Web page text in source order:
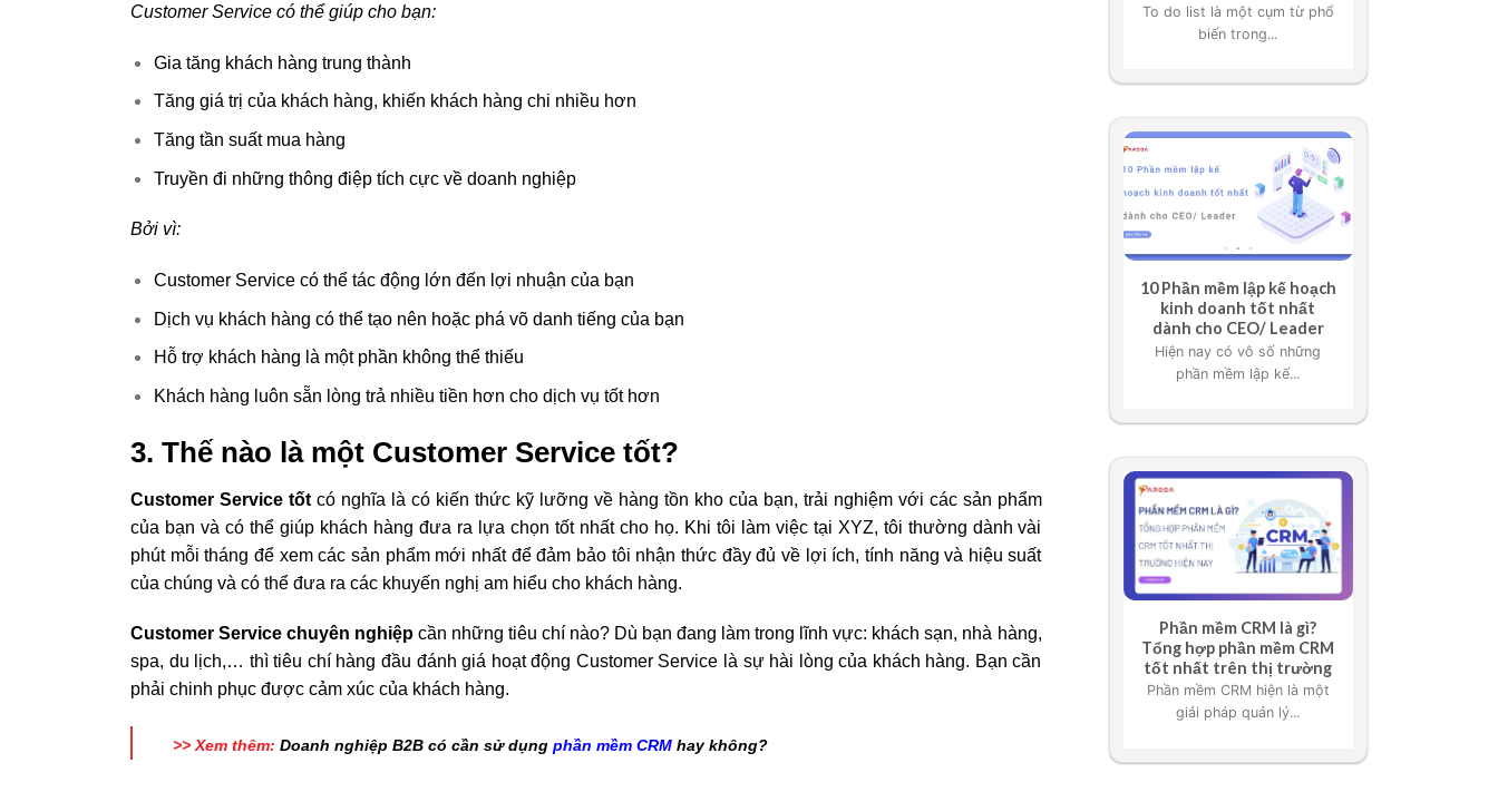
Customer Service có thể giúp cho bạn:
Gia tăng khách hàng trung thành
Tăng giá trị của khách hàng, khiến khách hàng chi nhiều hơn
Tăng tần suất mua hàng
Truyền đi những thông điệp tích cực về doanh nghiệp
Bởi vì:
Customer Service có thể tác động lớn đến lợi nhuận của bạn
Dịch vụ khách hàng có thể tạo nên hoặc phá võ danh tiếng của bạn
Hỗ trợ khách hàng là một phần không thể thiếu
Khách hàng luôn sẵn lòng trả nhiều tiền hơn cho dịch vụ tốt hơn
3. Thế nào là một Customer Service tốt?
Customer Service tốtcó nghĩa là có kiến thức kỹ lưỡng về hàng tồn kho của bạn, trải nghiệm với các sản phẩm
của bạn và có thể giúp khách hàng đưa ra lựa chọn tốt nhất cho họ. Khi tôi làm việc tại XYZ, tôi thường dành vài
phút mỗi tháng để xem các sản phẩm mới nhất để đảm bảo tôi nhận thức đầy đủ về lợi ích, tính năng và hiệu suất
của chúng và có thể đưa ra các khuyến nghị am hiểu cho khách hàng.
Customer Service chuyên nghiệp cần những tiêu chí nào? Dù bạn đang làm trong lĩnh vực: khách sạn, nhà hàng,
spa, du lịch,… thì tiêu chí hàng đầu đánh giá hoạt động Customer Service là sự hài lòng của khách hàng. Bạn cần
phải chinh phục được cảm xúc của khách hàng.
>> Xem thêm: Doanh nghiệp B2B có cần sử dụng phần mềm CRM hay không?
To do list là một cụm từ phổ
biến trong...
10 Phần mềm lập kế hoạch
kinh doanh tốt nhất
dành cho CEO/ Leader
Hiện nay có vô số những
phần mềm lập kế...
Phần mềm CRM là gì?
Tổng hợp phần mềm CRM
tốt nhất trên thị trường
Phần mềm CRM hiện là một
giải pháp quản lý...